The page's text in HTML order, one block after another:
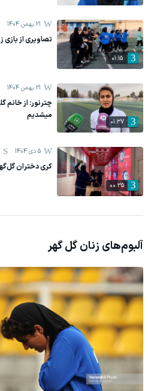
01:15
21 بهمن 1404
تصاویری از
01:37
21 بهمن 1404
میشدیم
00:35
5 دی 1404
کری دختران
آلبوم‌های زنان گل گهر